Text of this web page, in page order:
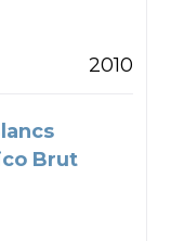
2010
Brut